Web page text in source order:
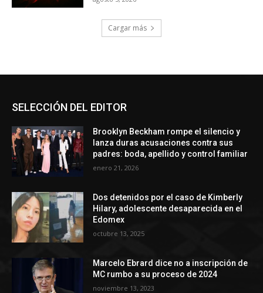
Cargar más
SELECCIÓN DEL EDITOR
Brooklyn Beckham rompe el silencio y
lanza duras acusaciones contra sus
padres: boda, apellido y control familiar
enero 21, 2026
Dos detenidos por el caso de Kimberly
Hilary, adolescente desaparecida en el
Edomex
octubre 13, 2025
Marcelo Ebrard dice no a inscripción de
MC rumbo a su proceso de 2024
noviembre 13, 2023